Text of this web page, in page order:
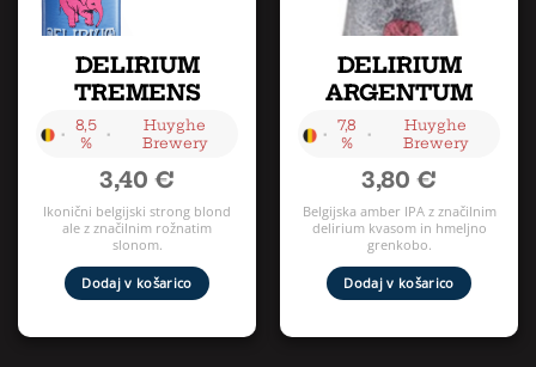
DELIRIUM
TREMENS
• 8,5
%
•
Huyghe
Brewery
3,40 €
Ikonični belgijski strong blond
ale z značilnim rožnatim
slonom.
Dodaj v košarico
DELIRIUM
ARGENTUM
• 7,8
%
•
Huyghe
Brewery
3,80 €
Belgijska amber IPA z značilnim
delirium kvasom in hmeljno
grenkobo.
Dodaj v košarico